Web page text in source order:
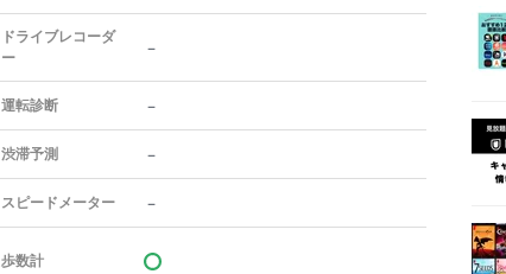
ドライブレコーダ
ー
－
運転診断 －
渋滞予測 －
スピードメーター －
歩数計